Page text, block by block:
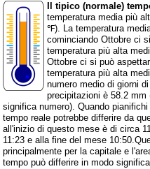
Il tipico (normale)
temperatura media più
℉). La temperatura
cominciando Ottobre ci
temperatura più alta
Ottobre ci si può
temperatura più alta
numero medio di giorni
precipitazioni è 58.2 mm
significa numero). Quando
tempo reale potrebbe differire da
all'inizio di questo mese è di circa
11:23 e alla fine del mese
principalmente per la capitale e
tempo può differire in modo